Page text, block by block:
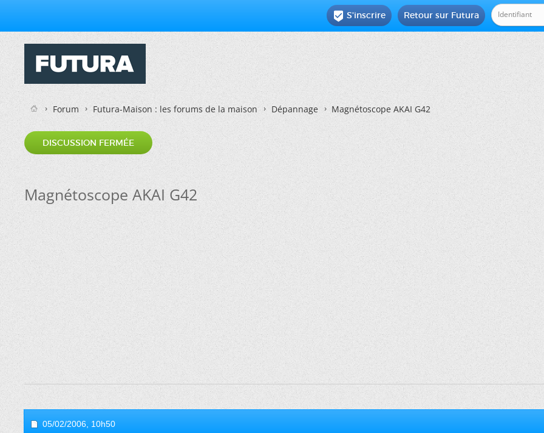
Retour sur Futura
 S'inscrire
Forum Futura-Maison : les forums de la maison Dépannage Magnétoscope AKAI G42
DISCUSSION FERMÉE
Magnétoscope AKAI G42
05/02/2006, 10h50